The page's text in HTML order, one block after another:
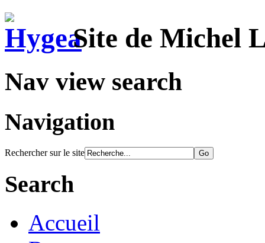
Site de Michel
Nav view search
Navigation
Rechercher sur le site
Search
Accueil